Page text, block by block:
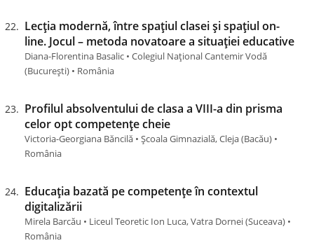
Lecția modernă, între spațiul clasei și spațiul on-
line. Jocul – metoda novatoare a situației educative
Diana-Florentina Basalic • Colegiul Național Cantemir Vodă
(Bucureşti) • România
Profilul absolventului de clasa a VIII-a din prisma
celor opt competențe cheie
Victoria-Georgiana Băncilă • Școala Gimnazială, Cleja (Bacău) •
România
Educația bazată pe competențe în contextul
digitalizării
Mirela Barcău • Liceul Teoretic Ion Luca, Vatra Dornei (Suceava) •
România